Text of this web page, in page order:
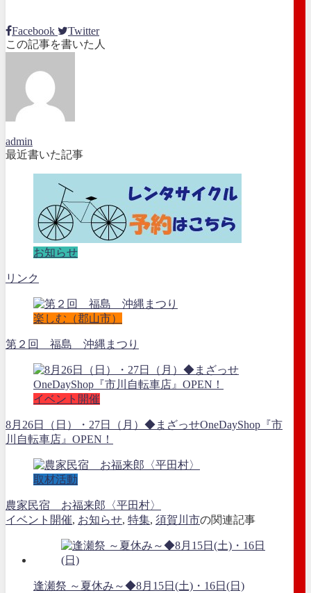
Facebook
Twitter
この記事を書いた人
admin
最近書いた記事
お知らせ
リンク
楽しむ（郡山市）
第２回 福島 沖縄まつり
イベント開催
8月26日（日）・27日（月）◆まざっせOneDayShop『市
川自転車店』OPEN！
取材活動
農家民宿 お福来郎〈平田村〉
イベント開催, お知らせ, 特集, 須賀川市の関連記事
逢瀬祭 ～夏休み～◆8月15日(土)・16日(日)